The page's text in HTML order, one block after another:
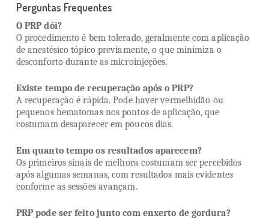
Perguntas Frequentes
O PRP dói?
O procedimento é bem tolerado, geralmente com aplicação
de anestésico tópico previamente, o que minimiza o
desconforto durante as microinjeções.
Existe tempo de recuperação após o PRP?
A recuperação é rápida. Pode haver vermelhidão ou
pequenos hematomas nos pontos de aplicação, que
costumam desaparecer em poucos dias.
Em quanto tempo os resultados aparecem?
Os primeiros sinais de melhora costumam ser percebidos
após algumas semanas, com resultados mais evidentes
conforme as sessões avançam.
PRP pode ser feito junto com enxerto de gordura?